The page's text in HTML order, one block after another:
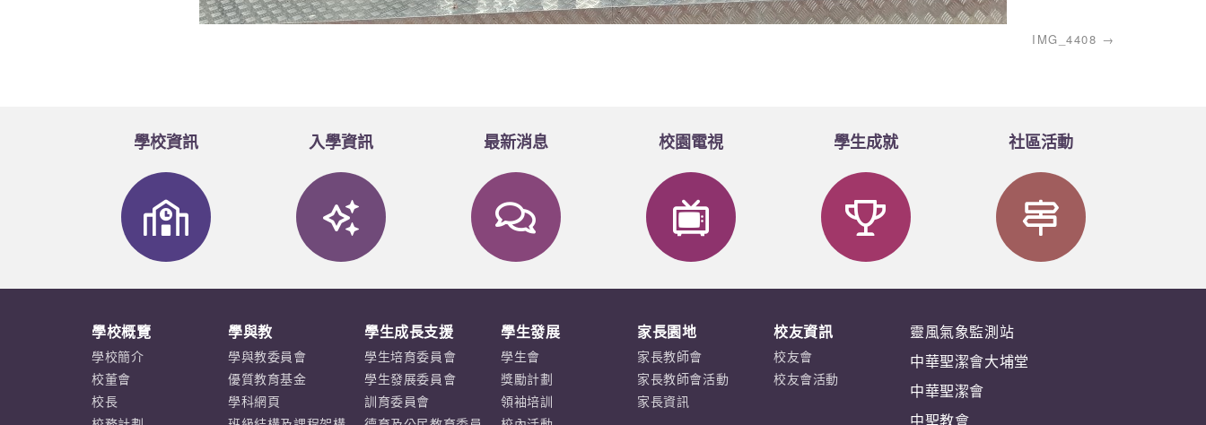
IMG_4408
學校資訊 入學資訊 最新消息 校園電視 學生成就 社區活動
學校概覽
學校簡介
校董會
校長
學與教
學與教委員會
優質教育基金
學科網頁
學生成長支援
學生培育委員會
學生發展委員會
訓育委員會
學生發展
學生會
獎勵計劃
領袖培訓
家長園地
家長教師會
家長教師會活動
家長資訊
校友資訊
校友會
校友會活動
靈風氣象監測站
中華聖潔會大埔堂
中華聖潔會
中聖教會